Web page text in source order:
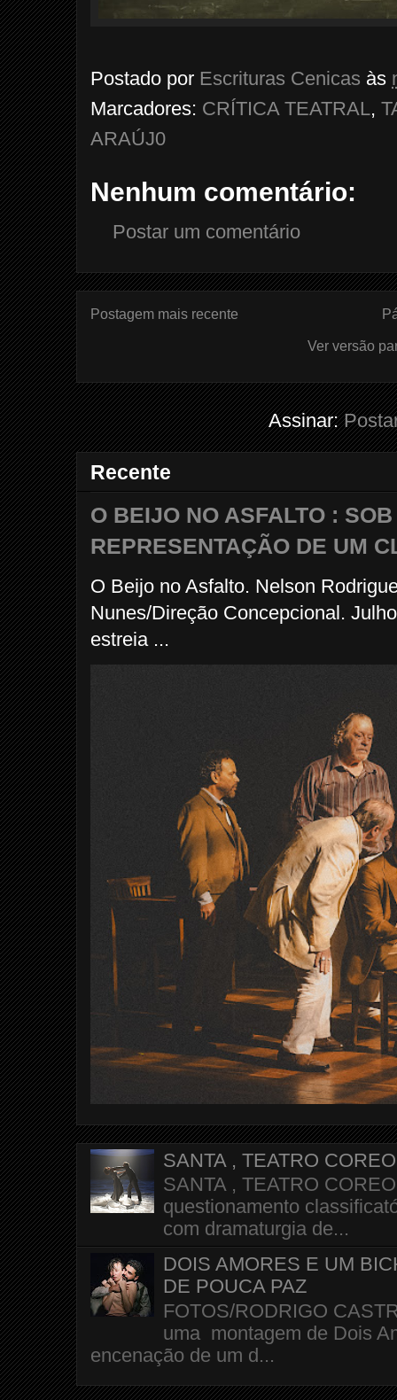
Postado por Escrituras Cenicas às
Marcadores: CRÍTICA TEATRAL,
ARAÚJ0
Nenhum comentário:
Postar um comentário
Postagem mais recente
Ver versão
Assinar:
Recente
O BEIJO NO ASFALTO :
REPRESENTAÇÃO DE UM
O Beijo no Asfalto. Nelson
Nunes/Direção Concepcional.
estreia ...
SANTA , TEATRO
SANTA , TEATRO
questionamento
com dramaturgia de...
DOIS AMORES E UM
DE POUCA PAZ
FOTOS/RODRIGO
uma montagem de Dois
encenação de um d...